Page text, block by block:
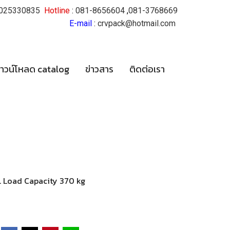
Hotline : 081-8656604 ,081-3768669
E-mail : crvpack@hotmail.com
วน์โหลด catalog ข่าวสาร ติดต่อเรา
Load Capacity 370 kg